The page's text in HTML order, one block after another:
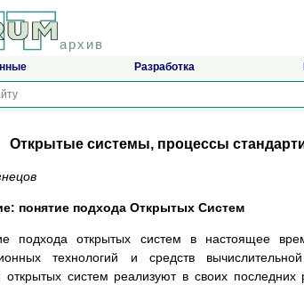
архив
Разработка
Открытые системы, процессы
понятие подхода Открытых Систем
подхода открытых систем в настоящее
технологий и средств
открытых систем реализуют в своих